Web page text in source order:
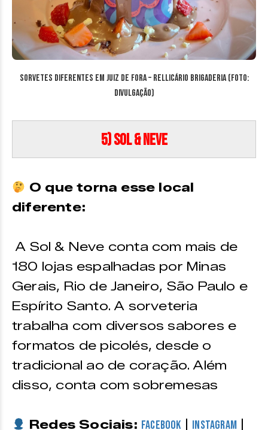
Sorvetes diferentes em Juiz de Fora – Rellicário Brigaderia (Foto:
Divulgação)
5) Sol & Neve
O que torna esse local
diferente:
A Sol & Neve conta com mais de
180 lojas espalhadas por Minas
Gerais, Rio de Janeiro, São Paulo e
Espírito Santo. A sorveteria
trabalha com diversos sabores e
formatos de picolés, desde o
tradicional ao de coração. Além
disso, conta com sobremesas
Redes Sociais: Facebook Instagram